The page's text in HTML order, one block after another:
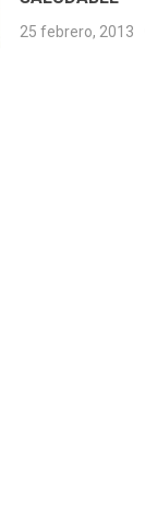
25 febrero, 2013